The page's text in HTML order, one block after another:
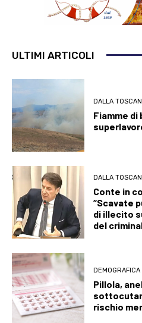
ULTIMI ARTICOLI
DALLA
Fiamme
DALLA
Conte in
“Scavate
di illecito
del
DEMOGRAFICA
Pillola,
rischio